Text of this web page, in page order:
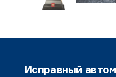
Исправный